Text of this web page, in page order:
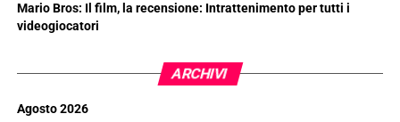
Mario Bros: Il film, la recensione: Intrattenimento per tutti i
videogiocatori
ARCHIVI
Agosto 2026